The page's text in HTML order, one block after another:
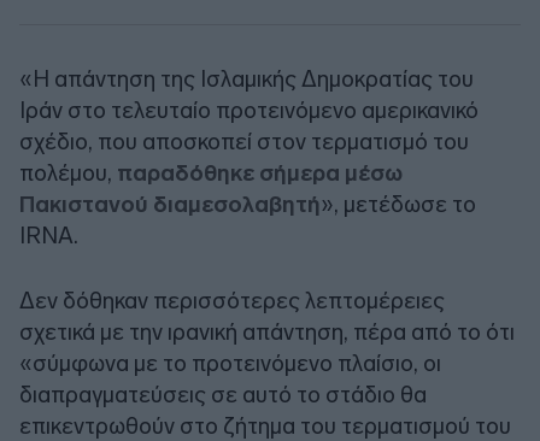
«Η απάντηση της Ισλαμικής Δημοκρατίας του
Ιράν στο τελευταίο προτεινόμενο αμερικανικό
σχέδιο, που αποσκοπεί στον τερματισμό του
πολέμου, παραδόθηκε σήμερα μέσω
Πακιστανού διαμεσολαβητή», μετέδωσε το
IRNA.
Δεν δόθηκαν περισσότερες λεπτομέρειες
σχετικά με την ιρανική απάντηση, πέρα από το ότι
«σύμφωνα με το προτεινόμενο πλαίσιο, οι
διαπραγματεύσεις σε αυτό το στάδιο θα
επικεντρωθούν στο ζήτημα του τερματισμού του